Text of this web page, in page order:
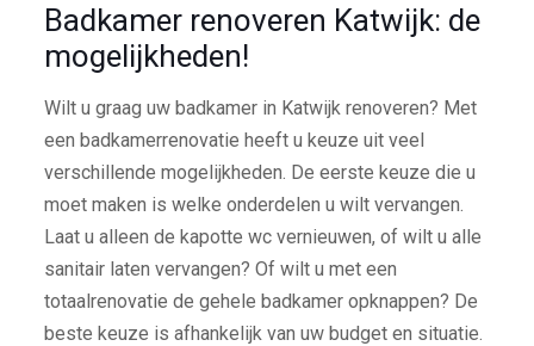
Badkamer renoveren Katwijk: de
mogelijkheden!
Wilt u graag uw badkamer in Katwijk renoveren? Met
een badkamerrenovatie heeft u keuze uit veel
verschillende mogelijkheden. De eerste keuze die u
moet maken is welke onderdelen u wilt vervangen.
Laat u alleen de kapotte wc vernieuwen, of wilt u alle
sanitair laten vervangen? Of wilt u met een
totaalrenovatie de gehele badkamer opknappen? De
beste keuze is afhankelijk van uw budget en situatie.